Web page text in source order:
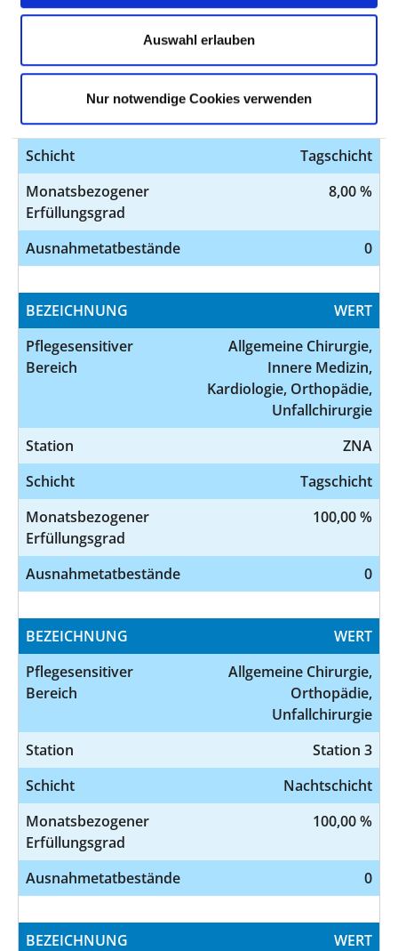
Auswahl erlauben
Nur notwendige Cookies verwenden
Pflegesensitiver
Allgemeine Chirurgie,
Kardiologie, Orthopädie,
Station
Station 6
Schicht
Tagschicht
Monatsbezogener
Erfüllungsgrad
8,00 %
Ausnahmetatbestände 0
BEZEICHNUNG
WERT
Pflegesensitiver
Bereich
Allgemeine Chirurgie,
Innere Medizin,
Kardiologie, Orthopädie,
Unfallchirurgie
Station
ZNA
Schicht
Tagschicht
Monatsbezogener
Erfüllungsgrad
100,00 %
Ausnahmetatbestände 0
BEZEICHNUNG
WERT
Pflegesensitiver
Bereich
Allgemeine Chirurgie,
Orthopädie,
Unfallchirurgie
Station
Station 3
Schicht
Nachtschicht
Monatsbezogener
Erfüllungsgrad
100,00 %
Ausnahmetatbestände 0
BEZEICHNUNG
WERT